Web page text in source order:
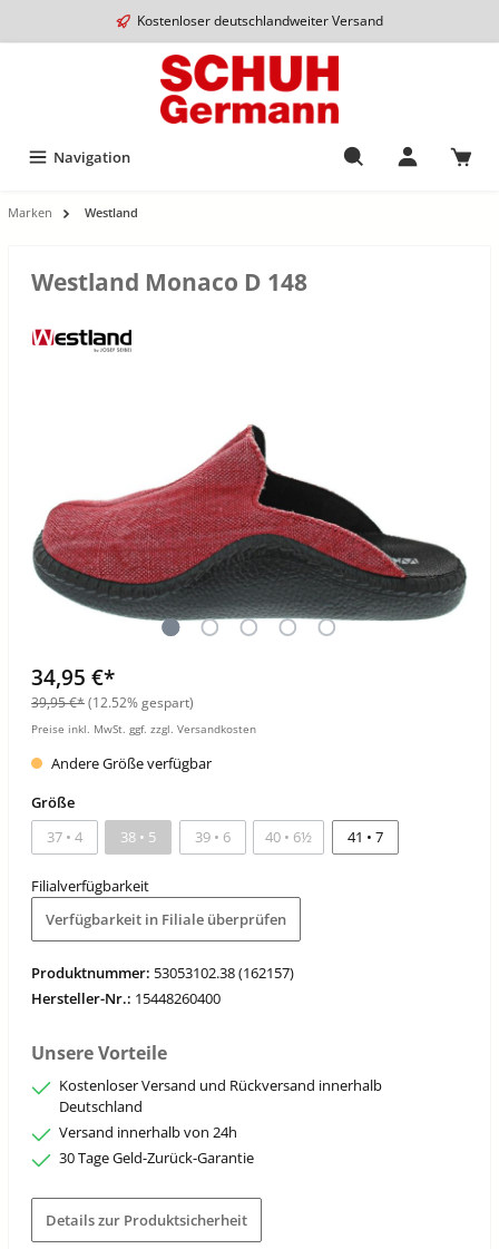
Kostenloser deutschlandweiter Versand
Navigation
Marken Westland
Westland Monaco D 148
34,95 €*
39,95 €*(12.52% gespart)
Preise inkl. MwSt. ggf. zzgl. Versandkosten
Andere Größe verfügbar
Größe
37 • 4
38 • 5 39 • 6 40 • 6½ 41 • 7
Filialverfügbarkeit
Verfügbarkeit in Filiale überprüfen
Produktnummer: 53053102.38 (162157)
Hersteller-Nr.: 15448260400
Unsere Vorteile
Kostenloser Versand und Rückversand innerhalb
Deutschland
Versand innerhalb von 24h
30 Tage Geld-Zurück-Garantie
Details zur Produktsicherheit